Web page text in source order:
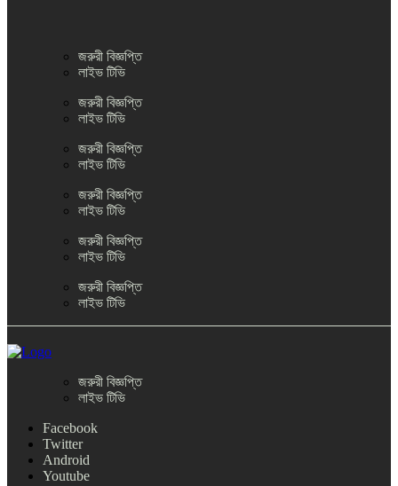
জরুরী বিজ্ঞপ্তি
লাইভ টিভি
জরুরী বিজ্ঞপ্তি
লাইভ টিভি
জরুরী বিজ্ঞপ্তি
লাইভ টিভি
জরুরী বিজ্ঞপ্তি
লাইভ টিভি
জরুরী বিজ্ঞপ্তি
লাইভ টিভি
জরুরী বিজ্ঞপ্তি
লাইভ টিভি
জরুরী বিজ্ঞপ্তি
লাইভ টিভি
Facebook
Twitter
Android
Youtube